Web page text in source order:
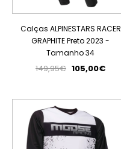
Calças ALPINESTARS RACER
GRAPHITE Preto 2023 -
Tamanho 34
149,95€ 105,00€